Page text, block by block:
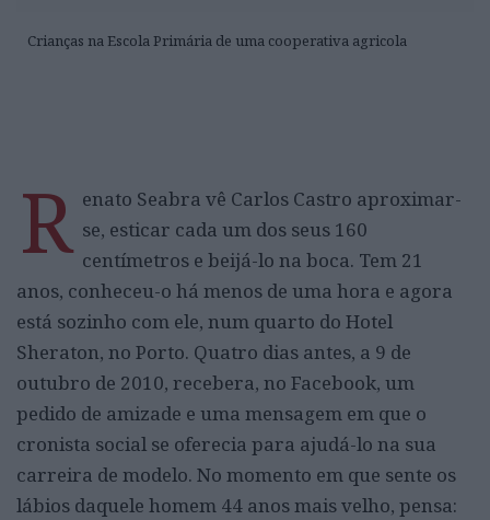
Crianças na Escola Primária de uma cooperativa agricola
R enato Seabra vê Carlos Castro aproximar-
se, esticar cada um dos seus 160
centímetros e beijá-lo na boca. Tem 21
anos, conheceu-o há menos de uma hora e agora
está sozinho com ele, num quarto do Hotel
Sheraton, no Porto. Quatro dias antes, a 9 de
outubro de 2010, recebera, no Facebook, um
pedido de amizade e uma mensagem em que o
cronista social se oferecia para ajudá-lo na sua
carreira de modelo. No momento em que sente os
lábios daquele homem 44 anos mais velho, pensa: